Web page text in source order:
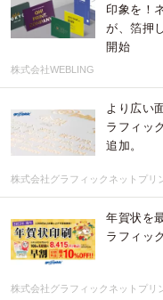
印象を！
が、箔押
開始
株式会社WEBLING
より広い
ラフィッ
追加。
株式会社グラフィックネットプリ
年賀状を
ラフィッ
株式会社グラフィックネットプリ